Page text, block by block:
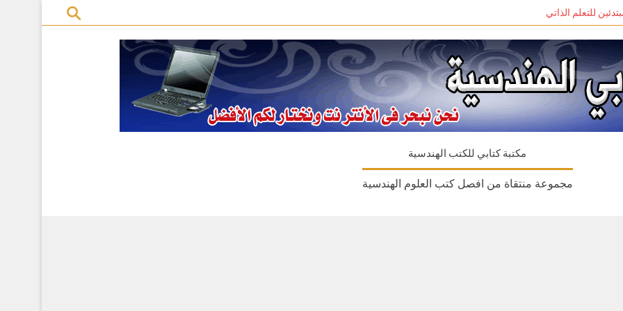
مكتبة كتابي للكتب الهندسية
مجموعة منتقاة من افصل كتب العلوم الهندسية